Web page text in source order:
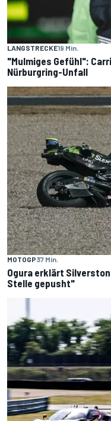
LANGSTRECKE19 Min.
"Mulmiges Gefühl":
Nürburgring-Unfall
MOTOGP37 Min.
Ogura erklärt
Stelle gepusht"